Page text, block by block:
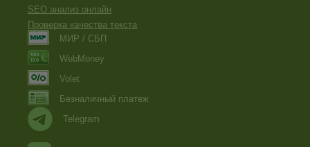
SEO анализ онлайн
Проверка качества текста
МИР / СБП
WebMoney
Volet
Безналичный платеж
Telegram